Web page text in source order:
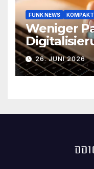
FUNK NEWS KOMPAKT
Weniger
26. JUNI 2026